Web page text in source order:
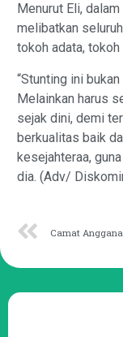
Menurut Eli,
melibatkan
tokoh adata, tokoh
“Stunting ini
Melainkan harus
sejak dini, demi
berkualitas baik
kesejahteraa,
dia. (Adv/